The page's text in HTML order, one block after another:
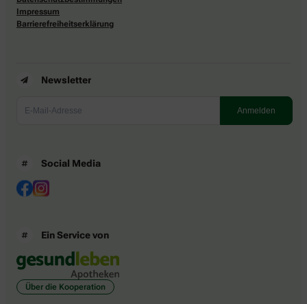
Impressum
Barrierefreiheitserklärung
Newsletter
Social Media
Ein Service von
Über die Kooperation